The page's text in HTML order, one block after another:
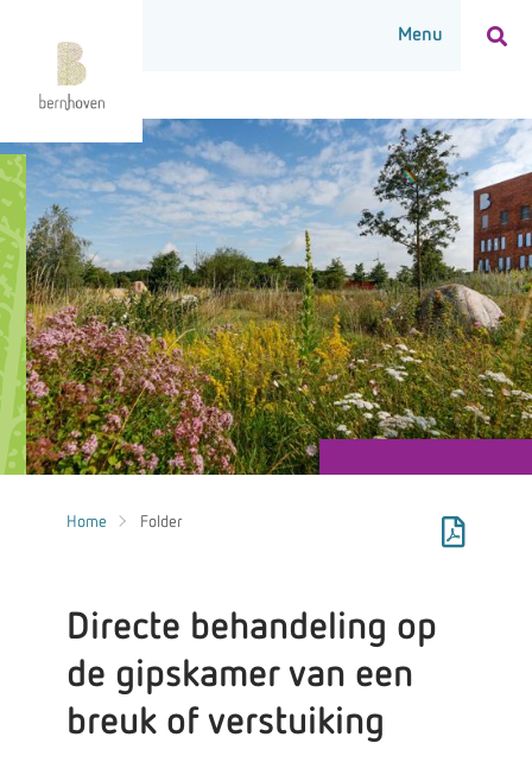
Home Folder
Directe behandeling op
de gipskamer van een
breuk of verstuiking